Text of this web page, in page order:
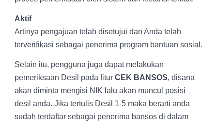
Aktif
Artinya pengajuan telah disetujui dan Anda telah
terverifikasi sebagai penerima program bantuan sosial.
Selain itu, pengguna juga dapat melakukan
pemeriksaan Desil pada fitur CEK BANSOS, disana
akan diminta mengisi NIK lalu akan muncul posisi
desil anda. Jika tertulis Desil 1-5 maka berarti anda
sudah terdaftar sebagai penerima bansos di dalam